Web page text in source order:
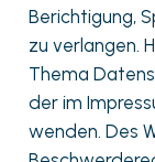
Berichtigung,
zu verlangen.
Thema
der im
wenden. Des